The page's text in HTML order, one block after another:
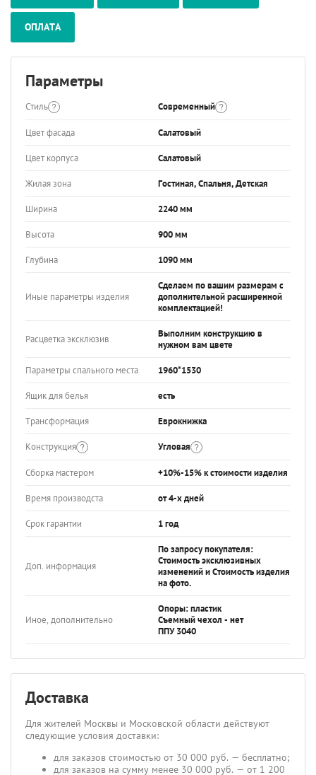
ОПЛАТА
Параметры
Стиль Современный
Цвет фасада Салатовый
Цвет корпуса Салатовый
Жилая зона Гостиная, Спальня, Детская
Ширина 2240 мм
Высота 900 мм
Глубина 1090 мм
Иные параметры изделия
Сделаем по вашим размерам с
дополнительной расширенной
комплектацией!
Расцветка эксклюзив
Выполним конструкцию в
нужном вам цвете
Параметры спального места 1960*1530
Ящик для белья есть
Трансформация Еврокнижка
Конструкция Угловая
Сборка мастером +10%-15% к стоимости изделия
Время производста от 4-х дней
Срок гарантии 1 год
Доп. информация
По запросу покупателя:
Стоимость эксклюзивных
изменений и Стоимость изделия
на фото.
Иное, дополнительно
Опоры: пластик
Съемный чехол - нет
ППУ 3040
Доставка
Для жителей Москвы и Московской области действуют
следующие условия доставки:
для заказов стоимостью от 30 000 руб. — бесплатно;
для заказов на сумму менее 30 000 руб. — от 1 200